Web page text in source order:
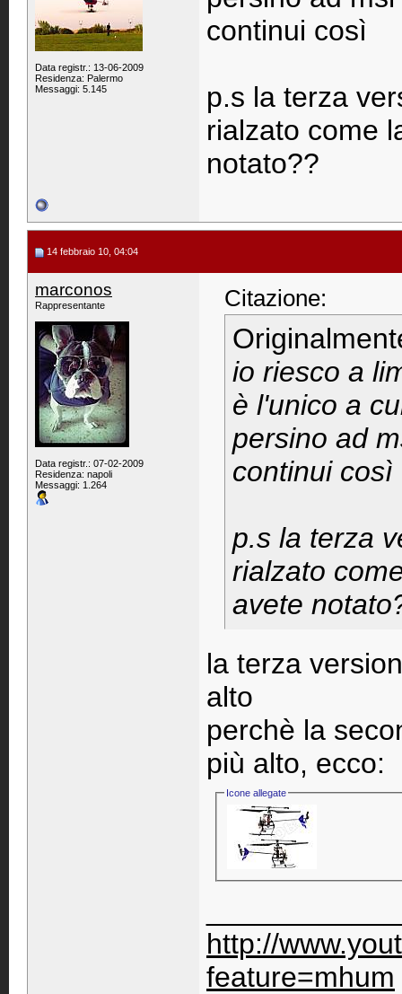
Data registr.: 13-06-2009
Residenza: Palermo
Messaggi: 5.145
continui così
p.s la terza
rialzato come
notato??
14 febbraio 10, 04:04
marconos
Rappresentante
Data registr.: 07-02-2009
Residenza: napoli
Messaggi: 1.264
Citazione:
io riesco a
è l'unico a
persino ad
continui così
p.s la terza
rialzato
avete
la terza
alto
perchè la
più alto, ecco:
Icone allegate
http://
feature=mhum